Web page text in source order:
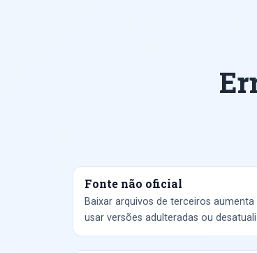
Fonte não oficial
Baixar arquivos de terceiros
usar versões adulteradas ou